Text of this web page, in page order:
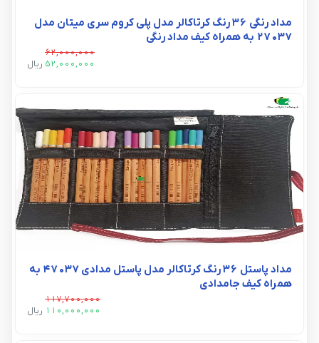
مداد رنگی 36 رنگ کرتاکالر مدل پلی کروم سری میتان مدل
27037 به همراه کیف مداد رنگی
62,000,000
52,000,000 ريال
مداد پاستل 36 رنگ کرتاکالر مدل پاستل مدادی 47037 به
همراه کیف جامدادی
117,700,000
110,000,000 ريال